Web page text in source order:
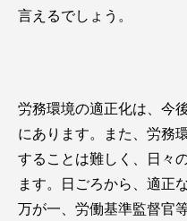
言えるでしょう。
労務環境の適正化は、今
にあります。また、労務
することは難しく、日々
ます。日ごろから、適正
万が一、労働基準監督官